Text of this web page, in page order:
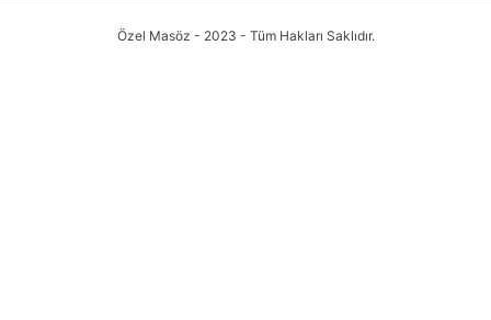
Özel Masöz - 2023 - Tüm Hakları Saklıdır.